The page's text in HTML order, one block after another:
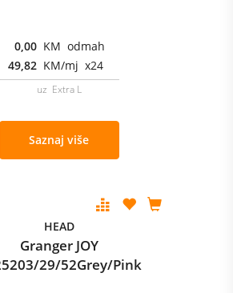
0,00 KM odmah
49,82 KM/mj x24
uz Extra L
Saznaj više
HEAD
Granger JOY
29/52Grey/Pink